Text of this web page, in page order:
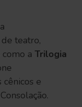
teatro,
a Trilogia
e